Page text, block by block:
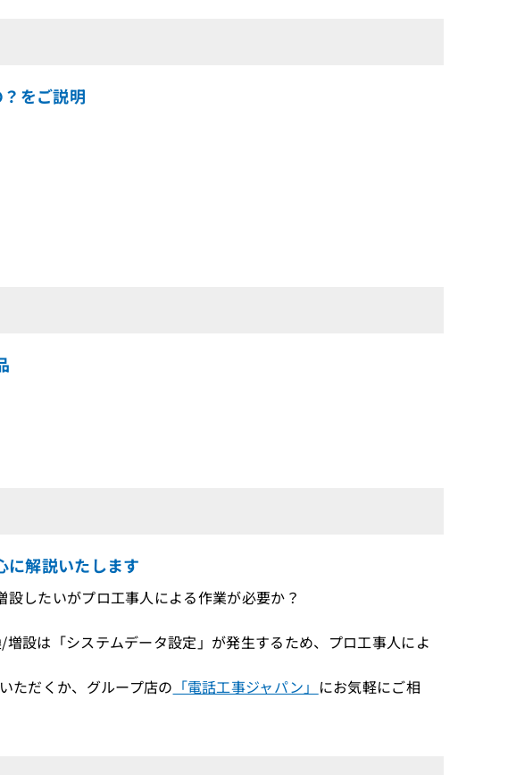
をご説明
に解説いたします
したいがプロ工事人による作業が必要か？
は「システムデータ設定」が発生するため、プロ工事人によ
ただくか、グループ店の 「電話工事ジャパン」 にお気軽にご相